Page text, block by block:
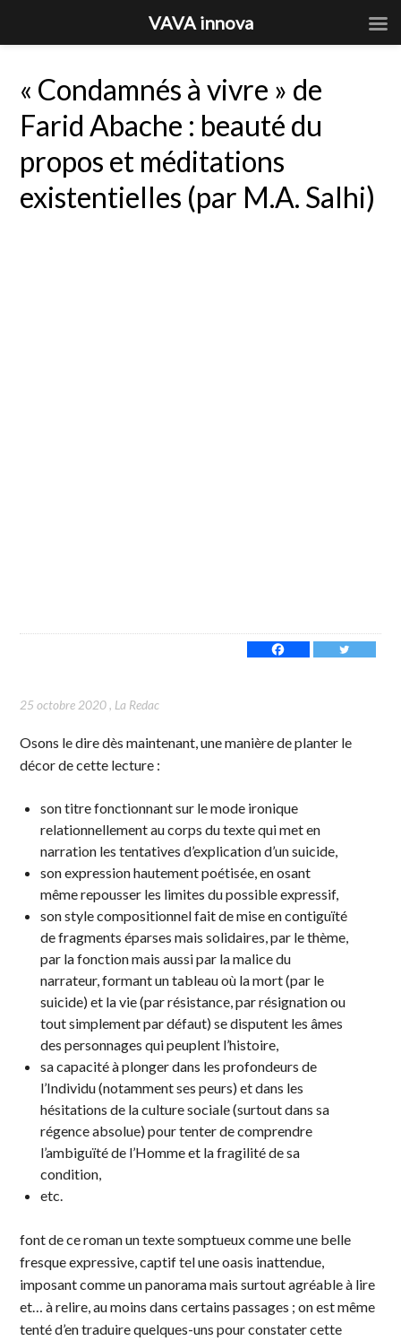
« Condamnés à vivre » de
Farid Abache : beauté du
propos et méditations
existentielles (par M.A. Salhi)
25 octobre 2020, La Redac
Osons le dire dès maintenant, une manière de planter le
décor de cette lecture :
son titre fonctionnant sur le mode ironique
relationnellement au corps du texte qui met en
narration les tentatives d’explication d’un suicide,
son expression hautement poétisée, en osant
même repousser les limites du possible expressif,
son style compositionnel fait de mise en contiguïté
de fragments éparses mais solidaires, par le thème,
par la fonction mais aussi par la malice du
narrateur, formant un tableau où la mort (par le
suicide) et la vie (par résistance, par résignation ou
tout simplement par défaut) se disputent les âmes
des personnages qui peuplent l’histoire,
sa capacité à plonger dans les profondeurs de
l’Individu (notamment ses peurs) et dans les
hésitations de la culture sociale (surtout dans sa
régence absolue) pour tenter de comprendre
l’ambiguïté de l’Homme et la fragilité de sa
condition,
etc.
font de ce roman un texte somptueux comme une belle
fresque expressive, captif tel une oasis inattendue,
imposant comme un panorama mais surtout agréable à lire
et… à relire, au moins dans certains passages ; on est même
tenté d’en traduire quelques-uns pour constater cette
VAVA innova